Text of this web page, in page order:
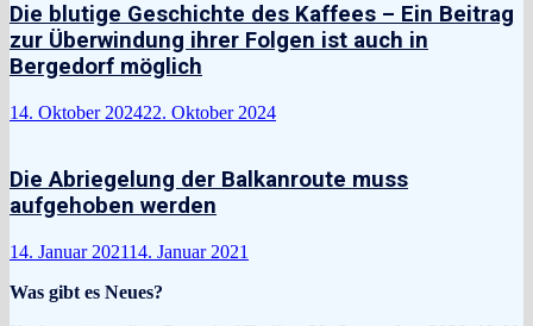
Die blutige Geschichte des Kaffees – Ein Beitrag
zur Überwindung ihrer Folgen ist auch in
Bergedorf möglich
14. Oktober 202422. Oktober 2024
Die Abriegelung der Balkanroute muss
aufgehoben werden
14. Januar 202114. Januar 2021
Was gibt es Neues?